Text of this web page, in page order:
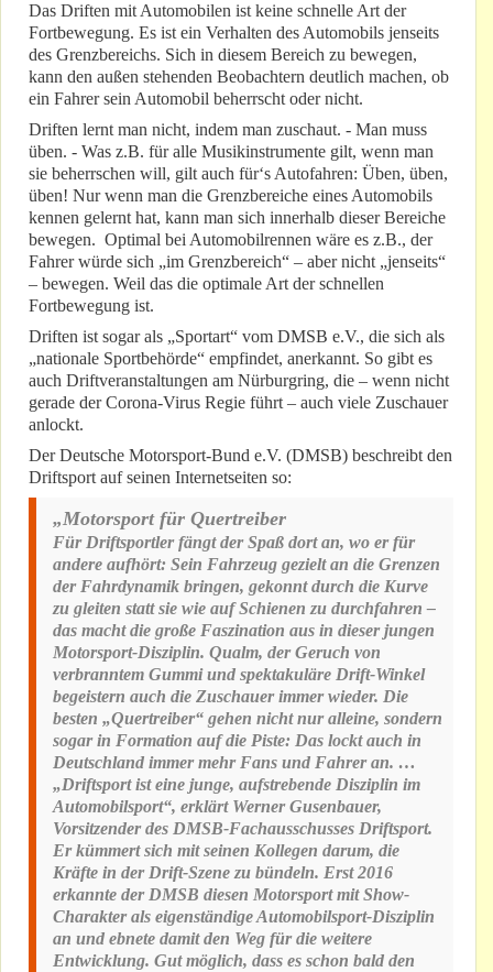
Das Driften mit Automobilen ist keine schnelle Art der
Fortbewegung. Es ist ein Verhalten des Automobils jenseits
des Grenzbereichs. Sich in diesem Bereich zu bewegen,
kann den außen stehenden Beobachtern deutlich machen, ob
ein Fahrer sein Automobil beherrscht oder nicht.
Driften lernt man nicht, indem man zuschaut. - Man muss
üben. - Was z.B. für alle Musikinstrumente gilt, wenn man
sie beherrschen will, gilt auch für‘s Autofahren: Üben, üben,
üben! Nur wenn man die Grenzbereiche eines Automobils
kennen gelernt hat, kann man sich innerhalb dieser Bereiche
bewegen. Optimal bei Automobilrennen wäre es z.B., der
Fahrer würde sich „im Grenzbereich“ – aber nicht „jenseits“
– bewegen. Weil das die optimale Art der schnellen
Fortbewegung ist.
Driften ist sogar als „Sportart“ vom DMSB e.V., die sich als
„nationale Sportbehörde“ empfindet, anerkannt. So gibt es
auch Driftveranstaltungen am Nürburgring, die – wenn nicht
gerade der Corona-Virus Regie führt – auch viele Zuschauer
anlockt.
Der Deutsche Motorsport-Bund e.V. (DMSB) beschreibt den
Driftsport auf seinen Internetseiten so:
„Motorsport für Quertreiber
Für Driftsportler fängt der Spaß dort an, wo er für
andere aufhört: Sein Fahrzeug gezielt an die Grenzen
der Fahrdynamik bringen, gekonnt durch die Kurve
zu gleiten statt sie wie auf Schienen zu durchfahren –
das macht die große Faszination aus in dieser jungen
Motorsport-Disziplin. Qualm, der Geruch von
verbranntem Gummi und spektakuläre Drift-Winkel
begeistern auch die Zuschauer immer wieder. Die
besten „Quertreiber“ gehen nicht nur alleine, sondern
sogar in Formation auf die Piste: Das lockt auch in
Deutschland immer mehr Fans und Fahrer an. …
„Driftsport ist eine junge, aufstrebende Disziplin im
Automobilsport“, erklärt Werner Gusenbauer,
Vorsitzender des DMSB-Fachausschusses Driftsport.
Er kümmert sich mit seinen Kollegen darum, die
Kräfte in der Drift-Szene zu bündeln. Erst 2016
erkannte der DMSB diesen Motorsport mit Show-
Charakter als eigenständige Automobilsport-Disziplin
an und ebnete damit den Weg für die weitere
Entwicklung. Gut möglich, dass es schon bald den